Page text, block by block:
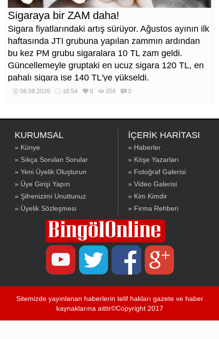
Sigaraya bir ZAM daha!
Sigara fiyatlarındaki artış sürüyor. Ağustos ayının ilk
haftasında JTI grubuna yapılan zammın ardından
bu kez PM grubu sigaralara 10 TL zam geldi.
Güncellemeyle gruptaki en ucuz sigara 120 TL, en
pahalı sigara ise 140 TL'ye yükseldi.
06.08.2026 16:54 0 356 0
KURUMSAL
» Künye
» Sıkça Sorulan Sorular
» Yeni Üyelik Oluşturun
» Üye Girişi Yapın
» Şifrenizimi Unuttunuz
» Üyelik Sözleşmesi
İÇERİK HARİTASI
» Haberler
» Köşe Yazarları
» Fotoğraf Galerisi
» Video Galerisi
» Kim Kimdir
» Firma Rehberi
Sitemizde yayınlanan haberlerin telif hakları gazete ve haber
kaynaklarına aittir©Copyright 2017